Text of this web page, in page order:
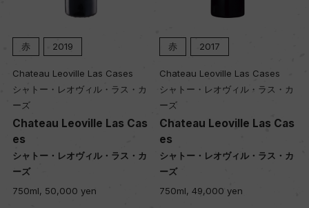
年間生産量
ー
栽培面積
0
平均収量
赤 2019
Chateau Leoville Las Cases
シャトー・レオヴィル・ラス・カ
ーズ
Chateau Leoville Las Cas
es
シャトー・レオヴィル・ラス・カ
ーズ
750ml, 50,000 yen
赤 2017
Chateau Leoville Las Cases
シャトー・レオヴィル・ラス・カ
ーズ
Chateau Leoville Las Cas
es
シャトー・レオヴィル・ラス・カ
ーズ
750ml, 49,000 yen